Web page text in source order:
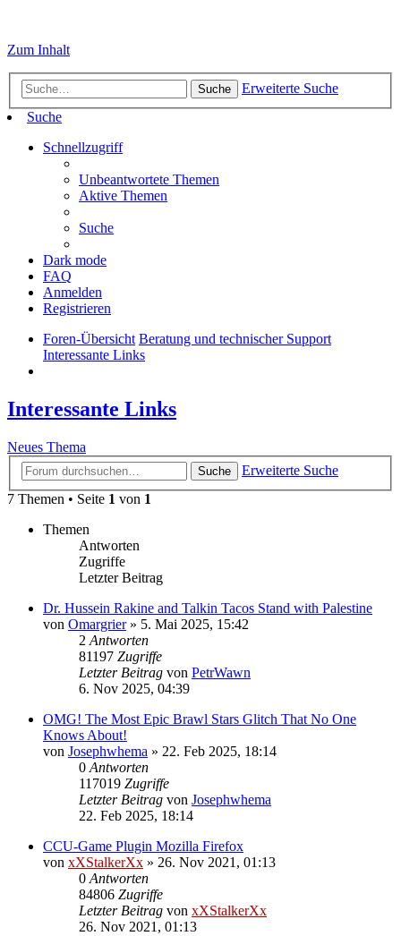
Zum Inhalt
Suche
Erweiterte Suche
Suche
Schnellzugriff
Unbeantwortete Themen
Aktive Themen
Suche
Dark mode
FAQ
Anmelden
Registrieren
Foren-Übersicht Beratung und technischer Support
Interessante Links
Interessante Links
Neues Thema
Suche
Erweiterte Suche
7 Themen • Seite 1 von 1
Themen
Antworten
Zugriffe
Letzter Beitrag
Dr. Hussein Rakine and Talkin Tacos Stand with Palestine
von Omargrier» 5. Mai 2025, 15:42
2Antworten
81197 Zugriffe
Letzter Beitrag von PetrWawn
6. Nov 2025, 04:39
OMG! The Most Epic Brawl Stars Glitch That No One
Knows About!
von Josephwhema » 22. Feb 2025, 18:14
0Antworten
117019 Zugriffe
Letzter Beitrag von Josephwhema
22. Feb 2025, 18:14
CCU-Game Plugin Mozilla Firefox
von xXStalkerXx » 26. Nov 2021, 01:13
0Antworten
84806 Zugriffe
Letzter Beitrag von xXStalkerXx
26. Nov 2021, 01:13